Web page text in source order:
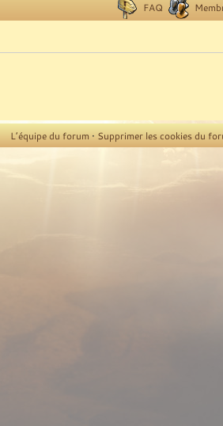
FAQ
L’équipe du forum • Supprimer les cookies du